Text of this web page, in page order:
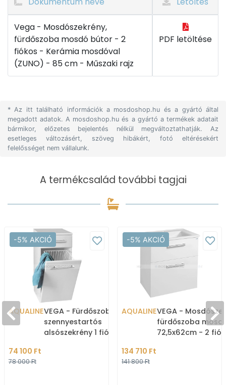
Vega - Mosdószekrény,
fürdőszoba mosdó bútor - 2
fiókos - Kerámia mosdóval
(ZUNO) - 85 cm - Műszaki rajz
PDF letöltése
* Az itt található információk a mosdoshop.hu és a gyártó által
megadott adatok. A mosdoshop.hu és a gyártó a termékek adatait
bármikor, előzetes bejelentés nélkül megváltoztathatják. Az
esetleges változásért, szöveg hibákért, fotó eltérésekért
felelősséget nem vállalunk.
A termékcsalád további tagjai
-5% AKCIÓ
AQUALINEVEGA - Fürdőszobai
szennyestartós
alsószekrény 1 fiókkal -
74 100 Ft
78 000 Ft
-5% AKCIÓ
AQUALINEVEGA -
fürdőszoba
72,5x62cm - 2
134 710 Ft
141 800 Ft